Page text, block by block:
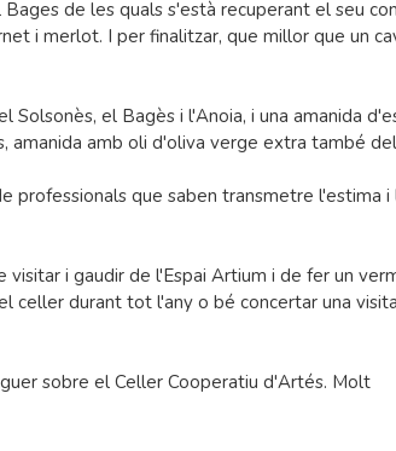
de les quals s'està recuperant el seu
i merlot. I per finalitzar, que millor que un
el Bagès i l'Anoia, i una amanida
amanida amb oli d'oliva verge extra també
que saben transmetre l'estima i
i gaudir de l'Espai Artium i de fer un
celler durant tot l'any o bé concertar una
sobre el Celler Cooperatiu d'Artés. Molt